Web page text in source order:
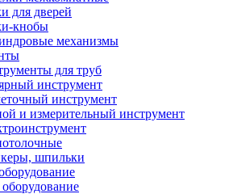
для дверей
кнобы
механизмы
для труб
инструмент
инструмент
и измерительный инструмент
шпильки